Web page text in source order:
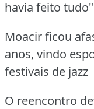
havia feito tudo"
Moacir ficou
anos, vindo
festivais de jazz
O reencontro